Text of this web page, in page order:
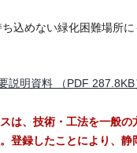
込めない緑化困難場所に
明資料 （PDF 287.8KB
は、技術・工法を一般の
登録したことにより、静